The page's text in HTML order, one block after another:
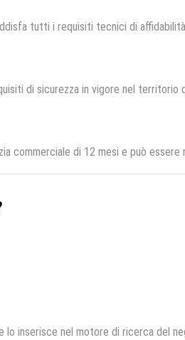
tutti i requisiti tecnici di
di sicurezza in vigore nel territorio
commerciale di 12 mesi e può
lo inserisce nel motore di ricerca del